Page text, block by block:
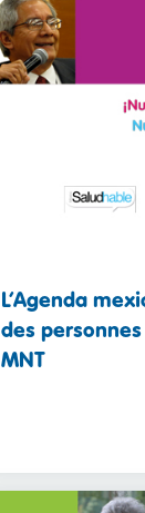
L’Agenda
des
MNT